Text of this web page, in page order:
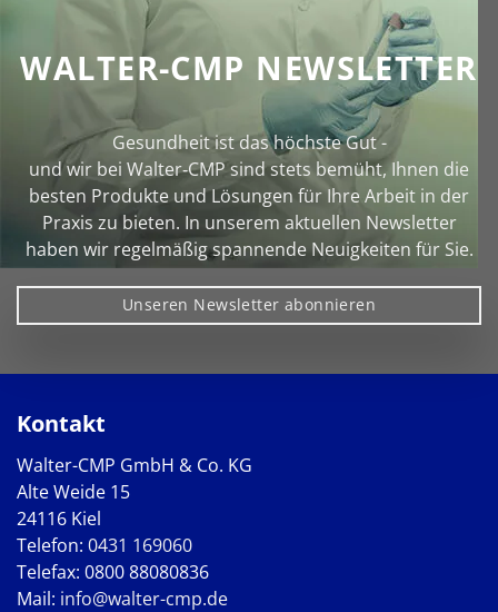
WALTER-CMP NEWSLETTER
Gesundheit ist das höchste Gut -
und wir bei Walter‑CMP sind stets bemüht, Ihnen die
besten Produkte und Lösungen für Ihre Arbeit in der
Praxis zu bieten. In unserem aktuellen Newsletter
haben wir regelmäßig spannende Neuigkeiten für Sie.
Unseren Newsletter abonnieren
Kontakt
Walter-CMP GmbH & Co. KG
Alte Weide 15
24116 Kiel
Telefon: 0431 169060
Telefax: 0800 88080836
Mail: info@walter-cmp.de